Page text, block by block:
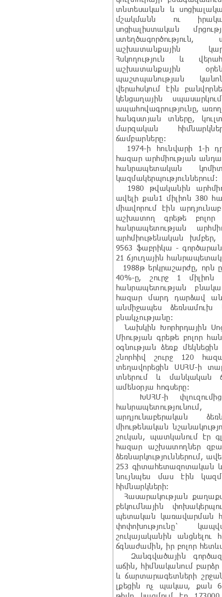
տնտեսական և
մշակմանն ու
սոցիալիստական
աշխատանքային
Հսկողություն և
աշխատանքային
պաշտպանության
վերահսկում էին
կենցաղային
ապահովագրությունը,
հանգստյան տները,
մարզական
ճամբարները:
1974-ի հունվարի 1-ի
հազար արհմիության
հանրապետական
կազմակերպություններում:
1980 թվականին
ավելի քան1 միլիոն 380
միավորում էին
աշխատող գրեթե
հանրապետության
արհմիութենական
9563 ֆաբրիկա -
21 ճյուղային
1988թ երկրաշարժը, որն
40%-ը, շուրջ 1 միլիոն
հանրապետության
հազար մարդ դարձավ
անմիջապես
բնակչությանը:
Նախկին Խորհրդային
Միության գրեթե բոլոր
օգնության ձեռք
շնորհիվ շուրջ 120
տեղավորեցին ՍՍՀՄ-ի
տներում և մանկական
ամենօրյա հոգսերը:
ԽՍՀՄ-ի
արդյունաբերական
միութենական
շուկան, պատկանում էր
հազար աշխատողներ
ձեռնարկություններում,
253 գիտահետազոտական և
նույնպես մաս էին
հիմնարկների:
Հասարակության
բեկումնային
պետական կառավարման
փոփոխությունը`
շուկայականին
ճգնաժամին, իր բոլոր
Զանգվածային
աճին, հիմնականում
և ճարտարագետների
լքեցին ոչ պակաս, քան